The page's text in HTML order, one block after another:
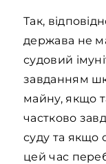
Так,
держава не
судовий
завданням
майну, якщо
частково
суду та якщо
цей час